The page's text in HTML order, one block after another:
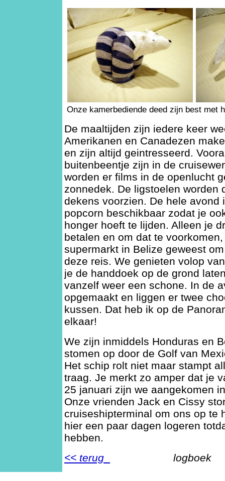
Onze kamerbediende deed zijn best met
De maaltijden zijn iedere keer
Amerikanen en Canadezen
en zijn altijd geintresseerd.
buitenbeentje zijn in de
worden er films in de openlucht
zonnedek. De ligstoelen worden
dekens voorzien. De hele avond
popcorn beschikbaar zodat je
honger hoeft te lijden. Alleen je
betalen en om dat te
supermarkt in Belize geweest
deze reis. We genieten volop
je de handdoek op de grond
vanzelf weer een schone. In de
opgemaakt en liggen er twee
kussen. Dat heb ik op de
elkaar!
We zijn inmiddels Honduras en
stomen op door de Golf van
Het schip rolt niet maar stampt
traag. Je merkt zo amper dat je
25 januari zijn we aangekomen
Onze vrienden Jack en Cissy
cruiseshipterminal om ons op te
hier een paar dagen logeren
hebben.
<< terug